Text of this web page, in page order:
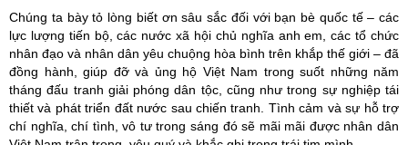
Chúng ta bày tỏ lòng biết ơn sâu sắc đối với bạn bè quốc tế – các
lực lượng tiến bộ, các nước xã hội chủ nghĩa anh em, các tổ chức
nhân đạo và nhân dân yêu chuộng hòa bình trên khắp thế giới – đã
đồng hành, giúp đỡ và ủng hộ Việt Nam trong suốt những năm
tháng đấu tranh giải phóng dân tộc, cũng như trong sự nghiệp tái
thiết và phát triển đất nước sau chiến tranh. Tình cảm và sự hỗ trợ
chí nghĩa, chí tình, vô tư trong sáng đó sẽ mãi mãi được nhân dân